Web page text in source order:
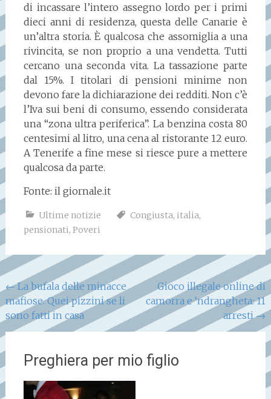
di incassare l’intero assegno lordo per i primi
dieci anni di residenza, questa delle Canarie è
un’altra storia. È qualcosa che assomiglia a una
rivincita, se non proprio a una vendetta. Tutti
cercano una seconda vita. La tassazione parte
dal 15%. I titolari di pensioni minime non
devono fare la dichiarazione dei redditi. Non c’è
l’Iva sui beni di consumo, essendo considerata
una “zona ultra periferica”. La benzina costa 80
centesimi al litro, una cena al ristorante 12 euro.
A Tenerife a fine mese si riesce pure a mettere
qualcosa da parte.
Fonte: il giornale.it
Ultime notizie Congiusta, italia,
pensionati, Poveri
Navigazione
articoli
←La bufala delle minacce
mafiose. Quei pizzini se li
sono fatti in casa
Gioco illegale online di
camorra e ‘ndrangheta: 11
arresti→
Preghiera per mio figlio